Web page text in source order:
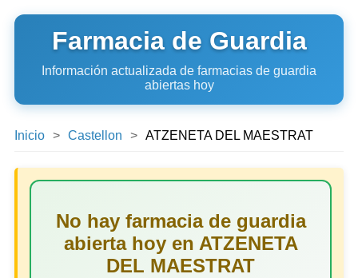
Farmacia de Guardia
Información actualizada de farmacias de guardia
abiertas hoy
Inicio Castellon ATZENETA DEL MAESTRAT
No hay farmacia de guardia
abierta hoy en ATZENETA
DEL MAESTRAT